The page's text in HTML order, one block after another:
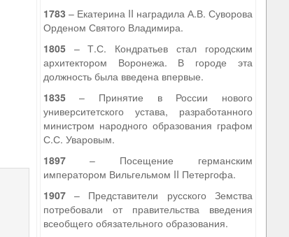
1783 – Екатерина II наградила А.В. Суворова
Орденом Святого Владимира.
1805– Т.С. Кондратьев стал городским
архитектором Воронежа. В городе эта
должность была введена впервые.
1835– Принятие в России нового
университетского устава, разработанного
министром народного образования графом
С.С. Уваровым.
1897– Посещение германским
императором Вильгельмом II Петергофа.
1907– Представители русского Земства
потребовали от правительства введения
всеобщего обязательного образования.